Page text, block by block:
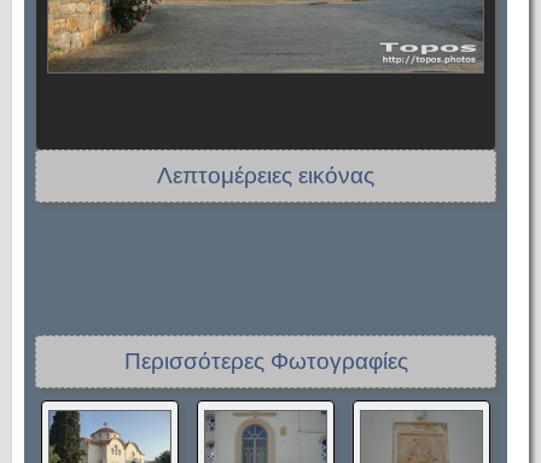
Λεπτομέρειες εικόνας
Περισσότερες Φωτογραφίες